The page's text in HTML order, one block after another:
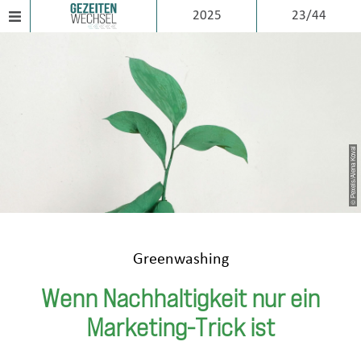
2025 23/44
© Pexels/Alena Koval
Greenwashing
Wenn Nachhaltigkeit nur ein
Marketing-Trick ist